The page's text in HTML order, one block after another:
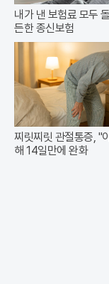
내가 낸 보험료 모두
든한 종신보험
찌릿찌릿 관절통증, "
해 14일만에 완화